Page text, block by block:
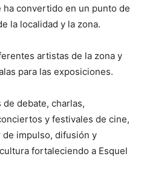
ha convertido en un punto de
la localidad y la zona.
artistas de la zona y
para las exposiciones.
de debate, charlas,
y festivales de cine,
impulso, difusión y
fortaleciendo a Esquel